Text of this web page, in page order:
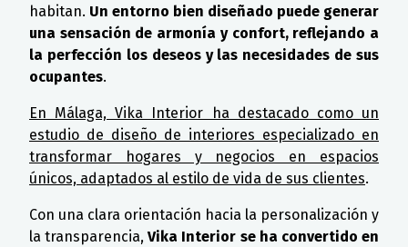
habitan. Un entorno bien diseñado puede generar
una sensación de armonía y confort, reflejando a
la perfección los deseos y las necesidades de sus
ocupantes.
En Málaga, Vika Interior ha destacado como un
estudio de diseño de interiores especializado en
transformar hogares y negocios en espacios
únicos, adaptados al estilo de vida de sus clientes.
Con una clara orientación hacia la personalización y
la transparencia,Vika Interior se ha convertido en